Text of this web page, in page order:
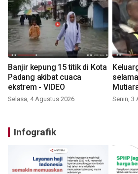
Banjir kepung 15 titik di Kota
Padang akibat cuaca
ekstrem - VIDEO
Selasa, 4 Agustus 2026 Senin, 3
Infografik